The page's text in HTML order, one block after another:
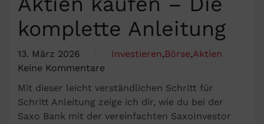
komplette Anleitung
13. März 2026 Investieren,Börse,Aktien
Keine Kommentare
zu
Mit
SaxoInvestor
Aktien
Mit dieser leicht verständlichen Schritt für
Schritt Anleitung zeige ich dir, wie du bei der
Saxo Bank mit der vereinfachten SaxoInvestor